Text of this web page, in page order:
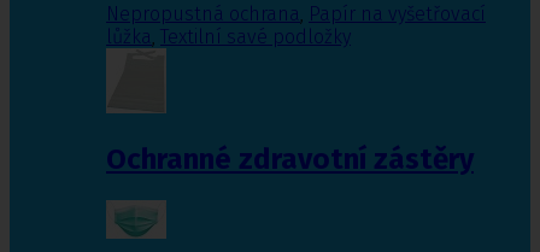
Nepropustná ochrana, Papír na vyšetřovací
lůžka, Textilní savé podložky
Ochranné zdravotní zástěry